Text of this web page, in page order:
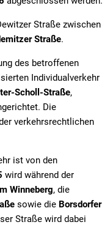
Straße zwischen
Straße.
des betroffenen
Individualverkehr
Scholl-Straße,
Die
verkehrsrechtlichen
ist von den
wird während der
Winneberg, die
sowie die Borsdorfer
Straße wird dabei